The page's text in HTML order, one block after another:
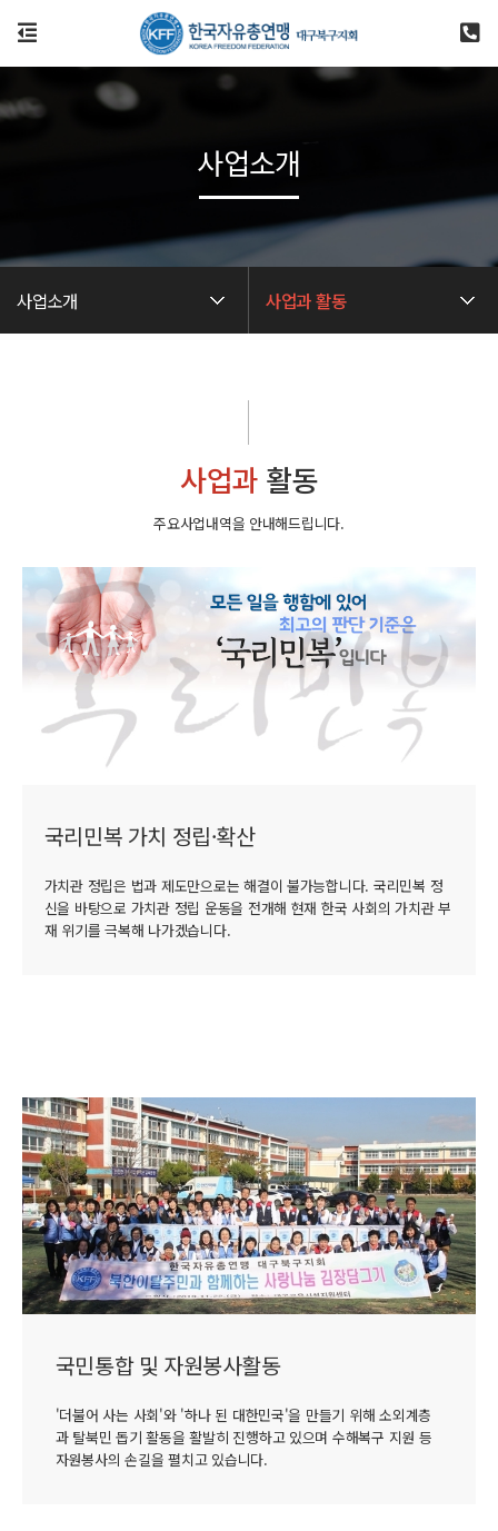
사업소개 사업과 활동
사업소개
사업과 활동
주요사업내역을 안내해드립니다.
국리민복 가치 정립·확산
가치관 정립은 법과 제도만으로는 해결이 불가능합니다. 국리민복 정
신을 바탕으로 가치관 정립 운동을 전개해 현재 한국 사회의 가치관 부
재 위기를 극복해 나가겠습니다.
국민통합 및 자원봉사활동
'더불어 사는 사회'와 '하나 된 대한민국'을 만들기 위해 소외계층
과 탈북민 돕기 활동을 활발히 진행하고 있으며 수해복구 지원 등
자원봉사의 손길을 펼치고 있습니다.